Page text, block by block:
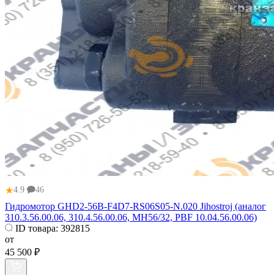
★4.9 46
Гидромотор GHD2-56B-F4D7-RS06S05-N.020 Jihostroj (аналог
310.3.56.00.06, 310.4.56.00.06, МН56/32, PBF 10.04.56.00.06)
ID товара: 392815
от
45 500 ₽